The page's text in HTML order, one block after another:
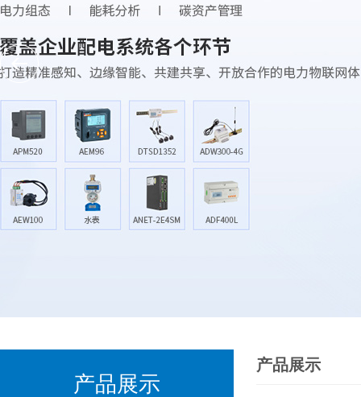
产品展示
产品展示